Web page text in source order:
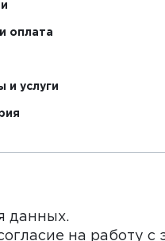
оплата
и услуги
данных.
на работу